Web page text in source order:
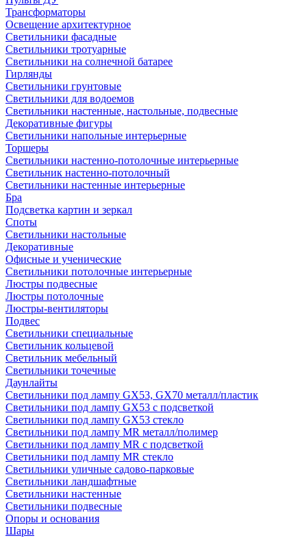
Трансформаторы
Освещение архитектурное
Светильники фасадные
Светильники тротуарные
Светильники на солнечной батарее
Гирлянды
Светильники грунтовые
Светильники для водоемов
Светильники настенные, настольные, подвесные
Декоративные фигуры
Светильники напольные интерьерные
Торшеры
Светильники настенно-потолочные интерьерные
Светильник настенно-потолочный
Светильники настенные интерьерные
Бра
Подсветка картин и зеркал
Споты
Светильники настольные
Декоративные
Офисные и ученические
Светильники потолочные интерьерные
Люстры подвесные
Люстры потолочные
Люстры-вентиляторы
Подвес
Светильники специальные
Светильник кольцевой
Светильник мебельный
Светильники точечные
Даунлайты
Светильники под лампу GX53, GX70 металл/пластик
Светильники под лампу GX53 с подсветкой
Светильники под лампу GX53 стекло
Светильники под лампу MR металл/полимер
Светильники под лампу MR с подсветкой
Светильники под лампу MR стекло
Светильники уличные садово-парковые
Светильники ландшафтные
Светильники настенные
Светильники подвесные
Опоры и основания
Шары